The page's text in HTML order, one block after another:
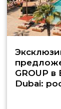
GROUP в
Dubai: